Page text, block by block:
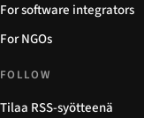
For software integrators
For NGOs
FOLLOW
Tilaa RSS-syötteenä